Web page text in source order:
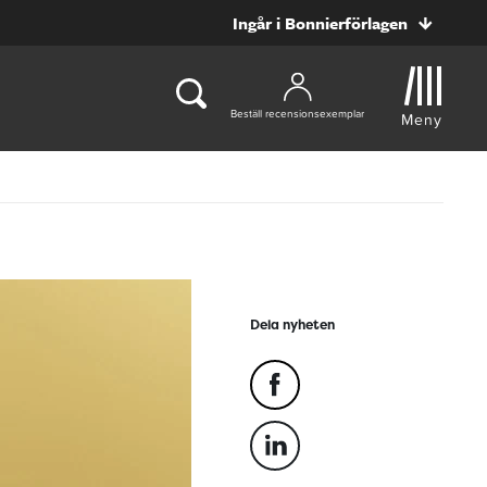
Ingår i Bonnierförlagen
Beställ recensionsexemplar Meny
Dela nyheten